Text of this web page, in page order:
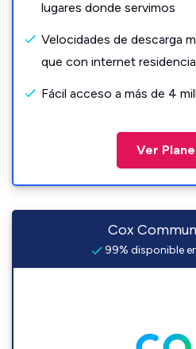
lugares donde servimos
Velocidades de descarga
que con internet
Fácil acceso a más de 4
Ver
Cox
99% disponible